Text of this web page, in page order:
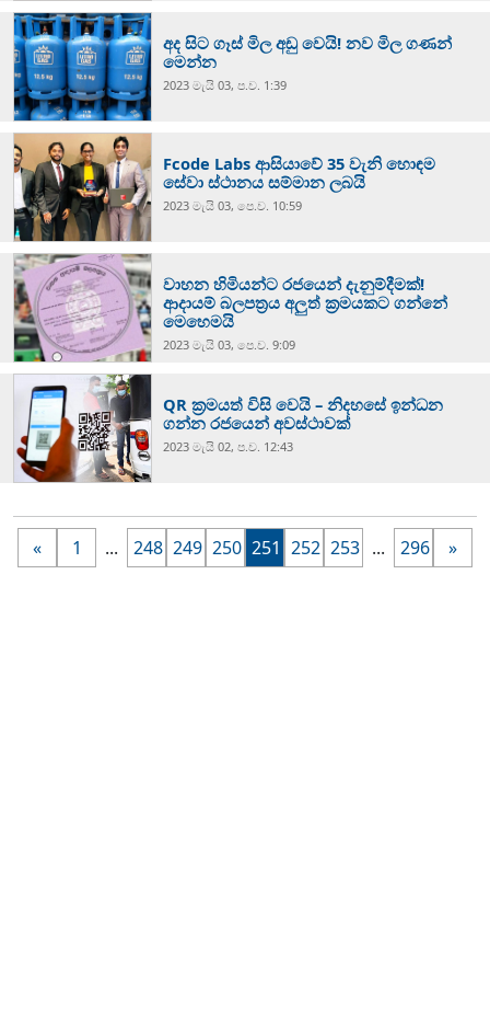
අද සිට ගෑස් මිල අඩු වෙයි! නව මිල ගණන්
මෙන්න
2023 මැයි 03, ප.ව. 1:39
Fcode Labs ආසියාවේ 35 වැනි හොඳම
සේවා ස්ථානය සම්මාන ලබයි
2023 මැයි 03, පෙ.ව. 10:59
වාහන හිමියන්ට රජයෙන් දැනුම්දීමක්!
ආදායම් බලපත්‍රය අලුත් ක්‍රමයකට ගන්නේ
මෙහෙමයි
2023 මැයි 03, පෙ.ව. 9:09
QR ක්‍රමයත් විසි වෙයි – නිදහසේ ඉන්ධන
ගන්න රජයෙන් අවස්ථාවක්
2023 මැයි 02, ප.ව. 12:43
« 1 ... 248 249 250 251 252 253 ... 296 »